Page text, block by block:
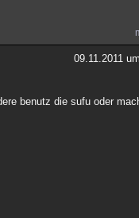
09.11.2011
benutz die sufu oder